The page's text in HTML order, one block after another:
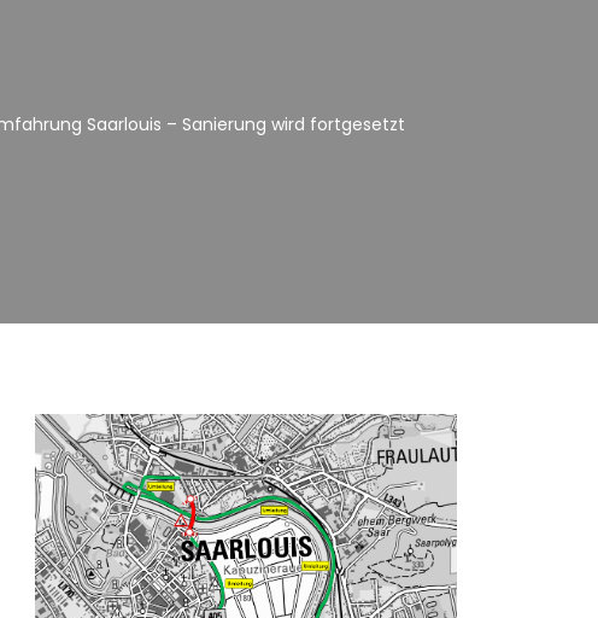
Saarlouis – Sanierung wird fortgesetzt